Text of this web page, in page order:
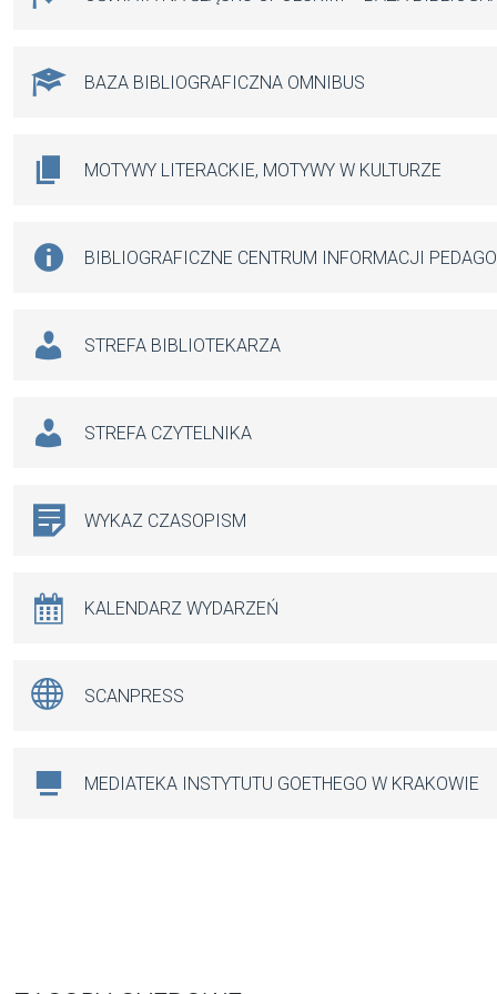
BAZA BIBLIOGRAFICZNA OMNIBUS
MOTYWY LITERACKIE, MOTYWY W KULTURZE
BIBLIOGRAFICZNE CENTRUM INFORMACJI
STREFA BIBLIOTEKARZA
STREFA CZYTELNIKA
WYKAZ CZASOPISM
KALENDARZ WYDARZEŃ
SCANPRESS
MEDIATEKA INSTYTUTU GOETHEGO W KRAKOWIE